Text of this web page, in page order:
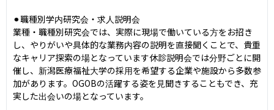
⚫︎職種別学内研究会・求人説明会
業種・職種別研究会では、実際に現場で働いている方をお招き
し、やりがいや具体的な業務内容の説明を直接聞くことで、貴重
なキャリア探索の場となっています休診説明会では分野ごとに開
催し、新潟医療福祉大学の採用を希望する企業や施設から多数参
加があります。OGOBの活躍する姿を見聞きすることもでき、充
実した出会いの場となっています。